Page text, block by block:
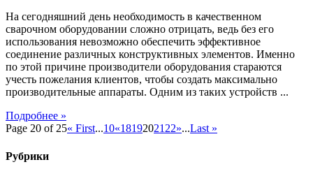
На сегодняшний день необходимость в качественном
сварочном оборудовании сложно отрицать, ведь без его
использования невозможно обеспечить эффективное
соединение различных конструктивных элементов. Именно
по этой причине производители оборудования стараются
учесть пожелания клиентов, чтобы создать максимально
производительные аппараты. Одним из таких устройств ...
Подробнее »
Page 20 of 25« First...10«18192021 22»...Last »
Рубрики